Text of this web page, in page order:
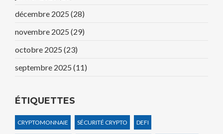
décembre 2025 (28)
novembre 2025 (29)
octobre 2025 (23)
septembre 2025 (11)
ÉTIQUETTES
CRYPTOMONNAIE SÉCURITÉ CRYPTO DEFI